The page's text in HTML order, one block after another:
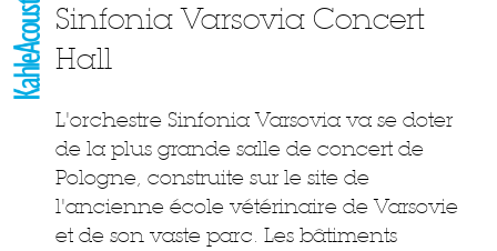
Sinfonia Varsovia Concert
Hall
L'orchestre Sinfonia Varsovia va se doter
de la plus grande salle de concert de
Pologne, construite sur le site de
l'ancienne école vétérinaire de Varsovie
et de son vaste parc. Les bâtiments